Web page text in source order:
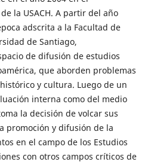
la USACH. A partir del año
adscrita a la Facultad de
de Santiago,
de difusión de estudios
que aborden problemas
y cultura. Luego de un
interna como del medio
la decisión de volcar sus
promoción y difusión de la
en el campo de los Estudios
con otros campos críticos de